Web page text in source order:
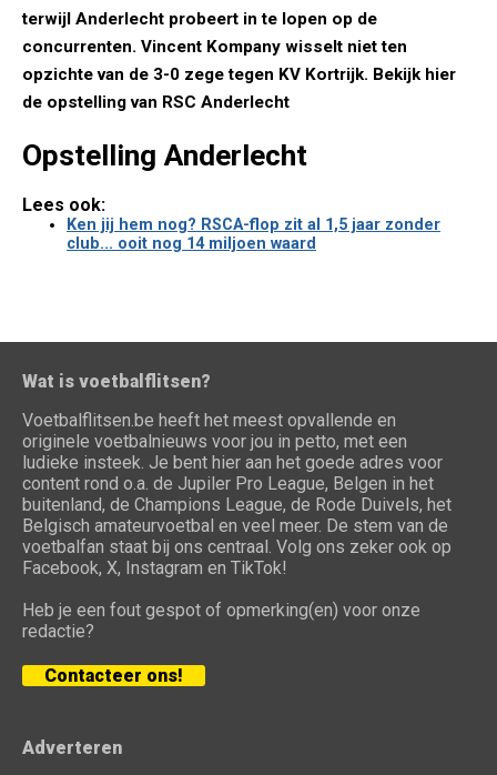
terwijl Anderlecht probeert in te lopen op de
concurrenten. Vincent Kompany wisselt niet ten
opzichte van de 3-0 zege tegen KV Kortrijk. Bekijk hier
de opstelling van RSC Anderlecht
Opstelling Anderlecht
Lees ook:
Ken jij hem nog? RSCA-flop zit al 1,5 jaar zonder
club... ooit nog 14 miljoen waard
Wat is voetbalflitsen?
Voetbalflitsen.be heeft het meest opvallende en
originele voetbalnieuws voor jou in petto, met een
ludieke insteek. Je bent hier aan het goede adres voor
content rond o.a. de Jupiler Pro League, Belgen in het
buitenland, de Champions League, de Rode Duivels, het
Belgisch amateurvoetbal en veel meer. De stem van de
voetbalfan staat bij ons centraal. Volg ons zeker ook op
Facebook, X, Instagram en TikTok!
Heb je een fout gespot of opmerking(en) voor onze
redactie?
Contacteer ons!
Adverteren